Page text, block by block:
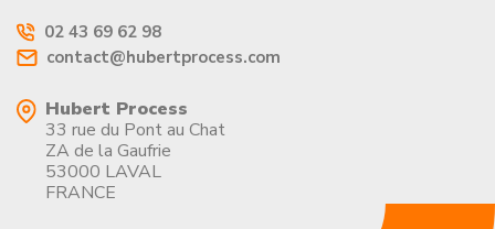
02 43 69 62 98
contact@hubertprocess.com
Hubert Process
33 rue du Pont au Chat
ZA de la Gaufrie
53000 LAVAL
FRANCE